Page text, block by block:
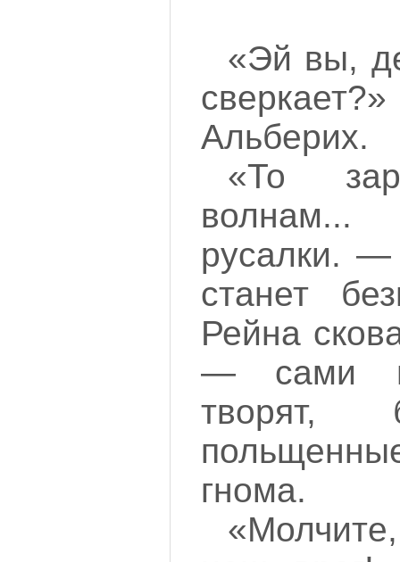
«Эй вы,
Альберих.
«То
русалки.
станет
Рейна
— сами
творят,
гнома.